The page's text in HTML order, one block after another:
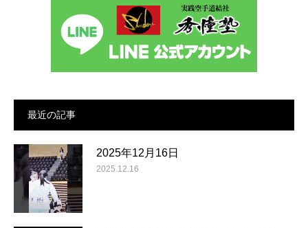
最近の記事
2025年12月16日
2025.12.16